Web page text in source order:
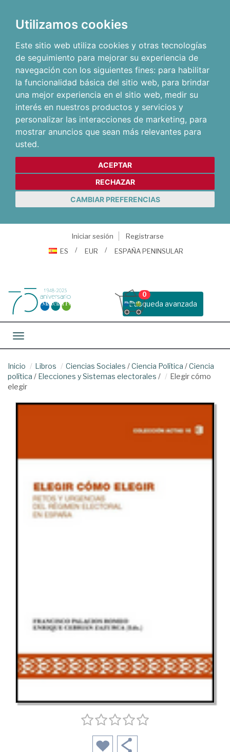
Utilizamos cookies
Este sitio web utiliza cookies y otras tecnologías
de seguimiento para mejorar su experiencia de
navegación con los siguientes fines: para habilitar
la funcionalidad básica del sitio web, para brindar
una mejor experiencia en el sitio web, medir su
interés en nuestros productos y servicios y
personalizar las interacciones de marketing, para
mostrar anuncios que sean más relevantes para
usted.
ACEPTAR
RECHAZAR
CAMBIAR PREFERENCIAS
Iniciar sesión
Registrarse
ES
EUR ESPAÑA PENINSULAR
Busqueda avanzada
0
Toggle navigation
Inicio Libros Ciencias Sociales /Ciencia Política /Ciencia
política / Elecciones y Sistemas electorales /
Elegir cómo
elegir